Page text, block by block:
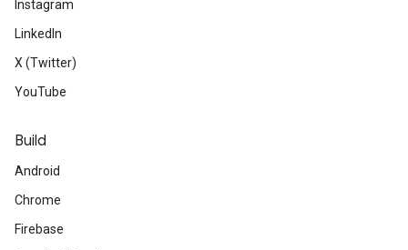
Instagram
LinkedIn
X (Twitter)
YouTube
Build
Android
Chrome
Firebase